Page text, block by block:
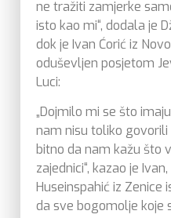
ne tražiti zamjerke
isto kao mi“, dodala je
dok je Ivan Ćorić iz
oduševljen posjetom
Luci:
„Dojmilo mi se što
nam nisu toliko
bitno da nam kažu što
zajednici“, kazao je
Huseinspahić iz Zenice
da sve bogomolje koje